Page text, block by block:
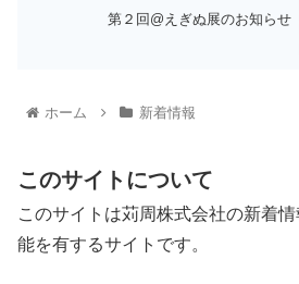
第２回@えぎぬ展のお知らせ
ホーム 新着情報
このサイトについて
このサイトは苅周株式会社の新着
能を有するサイトです。